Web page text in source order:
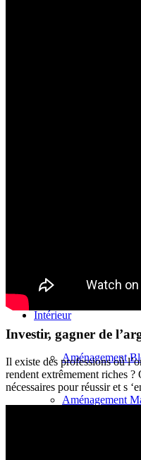
Intérieur
Aménagement
Aménagement
Investir, gagner de
Il existe des professions où
rendent extrêmement riches
nécessaires pour réussir et s ‘